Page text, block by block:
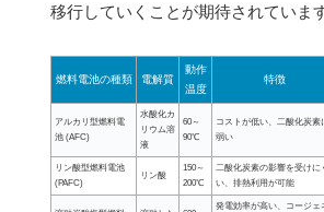
移行していくことが期待されています
燃料電池の種類 電解質
動作
温度
特徴
アルカリ型燃料電
池 (AFC)
水酸化カ
リウム溶
液
60～
90℃
コストが低い、二酸化炭素
弱い
リン酸型燃料電池
(PAFC)
リン酸
150～
200℃
二酸化炭素の影響を受けに
い、排熱利用が可能
発電効率が高い、コージェ